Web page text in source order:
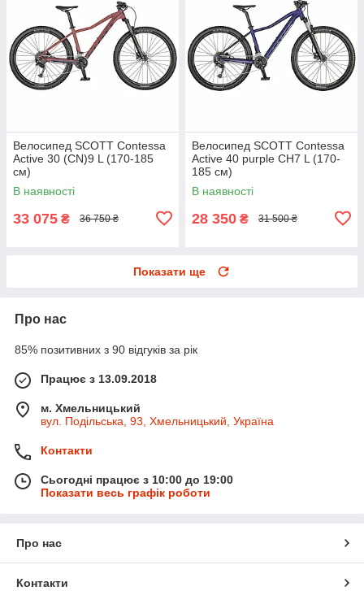
Велосипед SCOTT Contessa
Active 30 (CN)9 L (170-185
см)
В наявності
33 075 ₴ 36 750 ₴
Велосипед SCOTT Contessa
Active 40 purple CH7 L (170-
185 см)
В наявності
28 350 ₴ 31 500 ₴
Показати ще
Про нас
85% позитивних з 90 відгуків за рік
Працює з 13.09.2018
м. Хмельницький
вул. Подільська, 93, Хмельницький, Україна
Контакти
Сьогодні працює з 10:00 до 19:00
Показати весь графік роботи
Про нас
Контакти